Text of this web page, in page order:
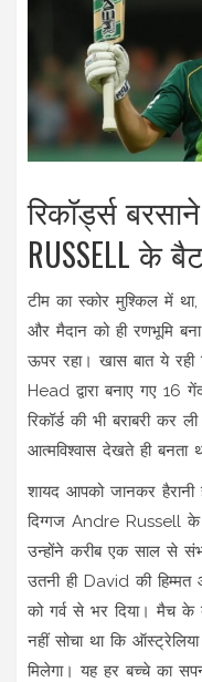
रिकॉर्ड्स
RUSSELL के
टीम का स्कोर मुश्किल में
और मैदान को ही रणभूमि
ऊपर रहा। खास बात ये
Head द्वारा बनाए गए 16
रिकॉर्ड की भी बराबरी कर
आत्मविश्वास देखते ही बनता
शायद आपको जानकर
दिग्गज Andre Russell
उन्होंने करीब एक साल से
उतनी ही David की
को गर्व से भर दिया। मैच
नहीं सोचा था कि
मिलेगा। यह हर बच्चे का